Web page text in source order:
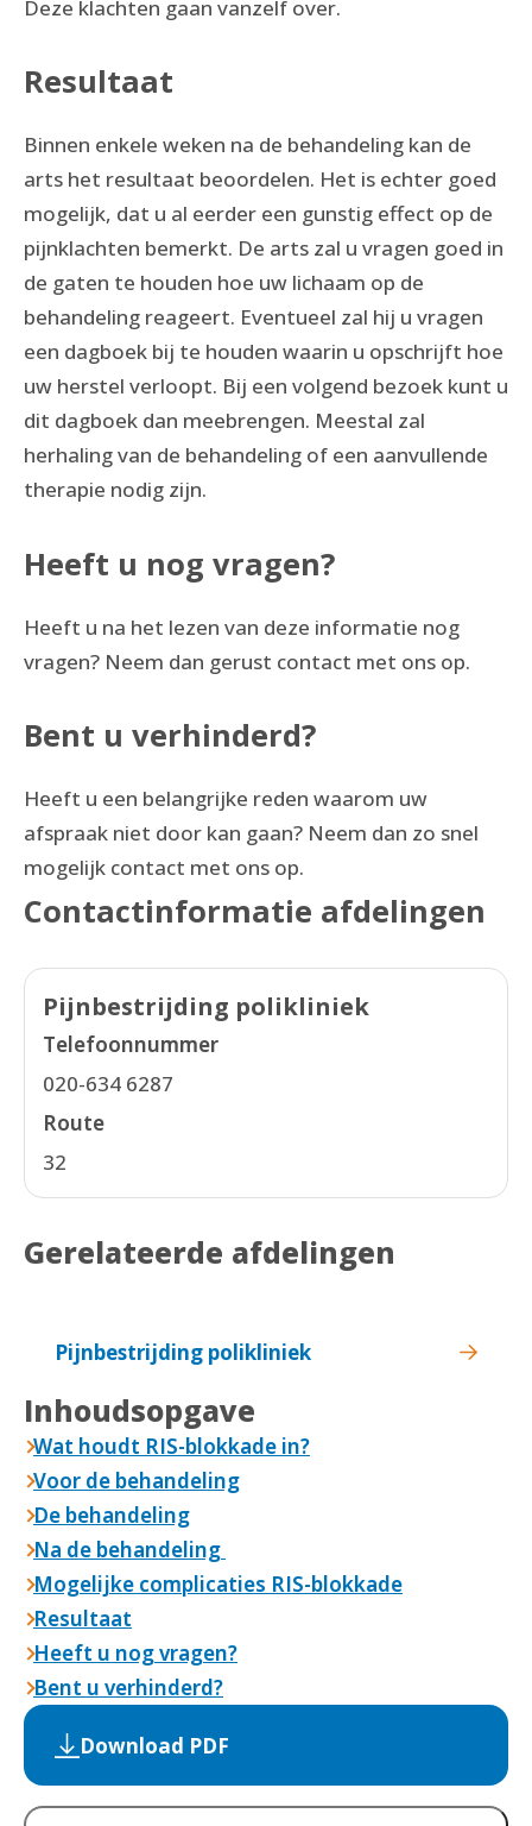
Inhoudsopgave
Wat houdt RIS-blokkade in?
Voor de behandeling
De behandeling
Na de behandeling
Mogelijke complicaties RIS-blokkade
Resultaat
Heeft u nog vragen?
Bent u verhinderd?
Download PDF
Deze klachten gaan vanzelf over.
Resultaat
Binnen enkele weken na de behandeling kan de
arts het resultaat beoordelen. Het is echter goed
mogelijk, dat u al eerder een gunstig effect op de
pijnklachten bemerkt. De arts zal u vragen goed in
de gaten te houden hoe uw lichaam op de
behandeling reageert. Eventueel zal hij u vragen
een dagboek bij te houden waarin u opschrijft hoe
uw herstel verloopt. Bij een volgend bezoek kunt u
dit dagboek dan meebrengen. Meestal zal
herhaling van de behandeling of een aanvullende
therapie nodig zijn.
Heeft u nog vragen?
Heeft u na het lezen van deze informatie nog
vragen? Neem dan gerust contact met ons op.
Bent u verhinderd?
Heeft u een belangrijke reden waarom uw
afspraak niet door kan gaan? Neem dan zo snel
mogelijk contact met ons op.
Contactinformatie afdelingen
Pijnbestrijding polikliniek
Telefoonnummer
020-634 6287
Route
32
Gerelateerde afdelingen
Pijnbestrijding polikliniek